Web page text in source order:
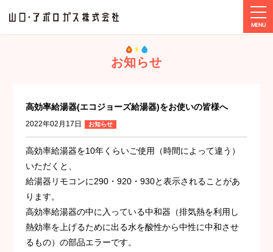
ホーム お知らせ 高効率給湯器(エコジョーズ給湯器)をお使いの皆様へ
お知らせ
高効率給湯器(エコジョーズ給湯器)をお使いの皆様へ
2022年02月17日 お知らせ
高効率給湯器を10年くらいご使用（時間によって違う）
いただくと、
給湯器リモコンに290・920・930と表示されることがあ
ります。
高効率給湯器の中に入っている中和器（排気熱を利用し
熱効率を上げるために出る水を酸性から中性に中和させ
るもの）の部品エラーです。